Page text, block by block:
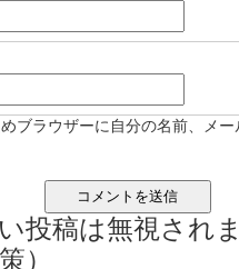
ブラウザーに自分の名前、メ
投稿は無視され
）